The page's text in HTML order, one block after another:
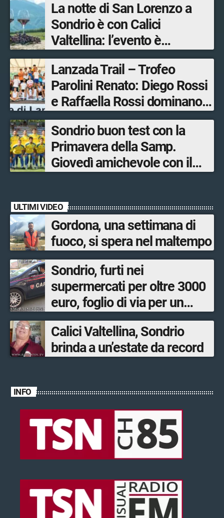
La notte di San Lorenzo a
Sondrio è con Calici
Valtellina: l’evento è
organizzato dal Consorzio
Tutela Vini di Valtellina
Lanzada Trail – Trofeo
Parolini Renato: Diego Rossi
e Raffaella Rossi dominano
la gara in Valmalenco
Sondrio buon test con la
Primavera della Samp.
Giovedì amichevole con il
ULTIMI VIDEO
Gordona, una settimana di
fuoco, si spera nel maltempo
Sondrio, furti nei
supermercati per oltre 3000
euro, foglio di via per un
ventinovenne
Calici Valtellina, Sondrio
brinda a un’estate da record
INFO